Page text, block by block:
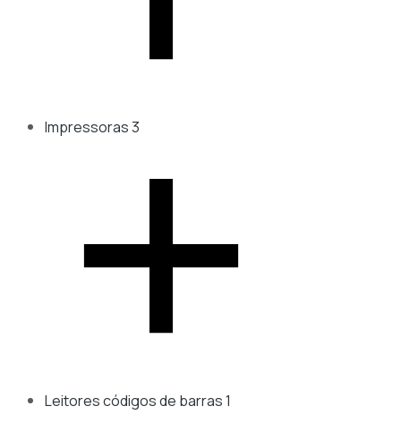
Impressoras3
Leitores códigos de barras1